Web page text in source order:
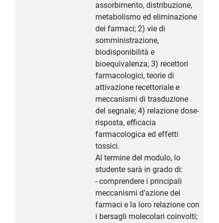
assorbimento, distribuzione,
metabolismo ed eliminazione
dei farmaci; 2) vie di
somministrazione,
biodisponibilità e
bioequivalenza; 3) recettori
farmacologici, teorie di
attivazione recettoriale e
meccanismi di trasduzione
del segnale; 4) relazione dose-
risposta, efficacia
farmacologica ed effetti
tossici.
Al termine del modulo, lo
studente sarà in grado di:
- comprendere i principali
meccanismi d’azione dei
farmaci e la loro relazione con
i bersagli molecolari coinvolti;